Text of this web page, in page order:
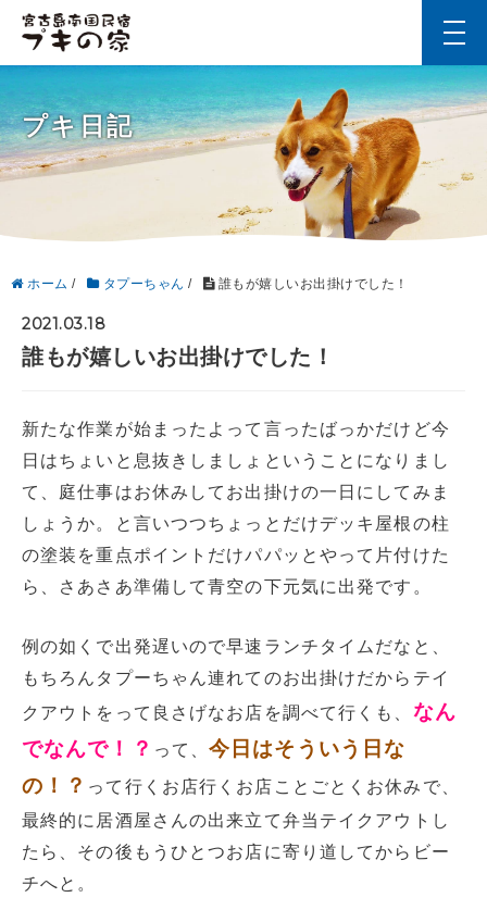
プキ日記
ホーム / タプーちゃん / 誰もが嬉しいお出掛けでした！
2021.03.18
誰もが嬉しいお出掛けでした！
新たな作業が始まったよって言ったばっかだけど今
日はちょいと息抜きしましょということになりまし
て、庭仕事はお休みしてお出掛けの一日にしてみま
しょうか。と言いつつちょっとだけデッキ屋根の柱
の塗装を重点ポイントだけパパッとやって片付けた
ら、さあさあ準備して青空の下元気に出発です。
例の如くで出発遅いので早速ランチタイムだなと、
もちろんタプーちゃん連れてのお出掛けだからテイ
クアウトをって良さげなお店を調べて行くも、 なん
でなんで！？ って、今日はそういう日な
の！？ って行くお店行くお店ことごとくお休みで、
最終的に居酒屋さんの出来立て弁当テイクアウトし
たら、その後もうひとつお店に寄り道してからビー
チへと。
t
o
g
g
l
v
a